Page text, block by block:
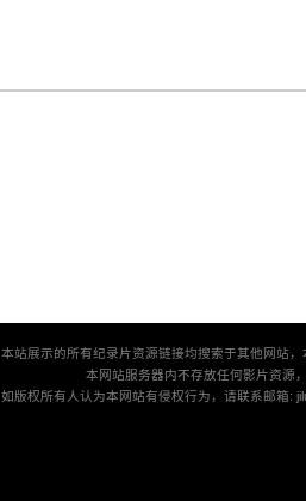
本站展示的所有纪录片资源链接均搜索于其他网站
本网站服务器内不存放任何影片资源
如版权所有人认为本网站有侵权行为，请联系邮箱: